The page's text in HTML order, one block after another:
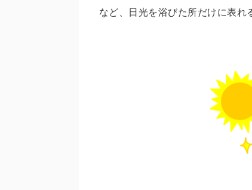
など、日光を浴びた所だけに表れ